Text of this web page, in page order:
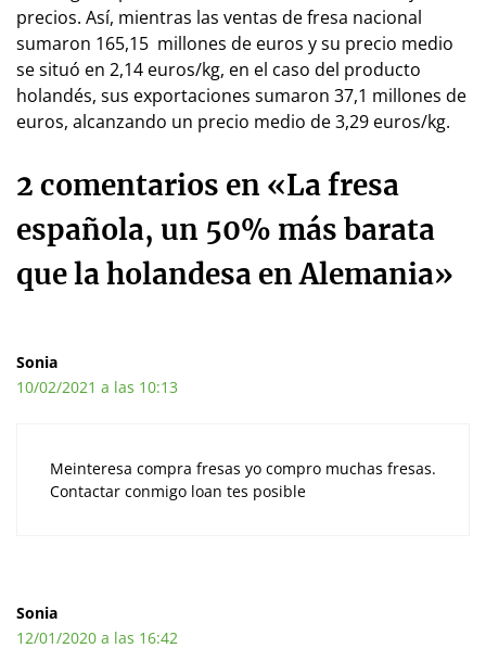
precios. Así, mientras las ventas de fresa nacional
sumaron 165,15 millones de euros y su precio medio
se situó en 2,14 euros/kg, en el caso del producto
holandés, sus exportaciones sumaron 37,1 millones de
euros, alcanzando un precio medio de 3,29 euros/kg.
2 comentarios en «La fresa
española, un 50% más barata
que la holandesa en Alemania»
Sonia
10/02/2021 a las 10:13
Meinteresa compra fresas yo compro muchas fresas.
Contactar conmigo loan tes posible
Sonia
12/01/2020 a las 16:42